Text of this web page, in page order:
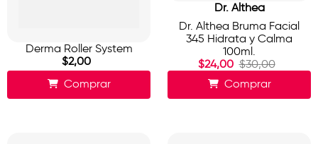
Derma Roller System
$2,00
Comprar
Dr. Althea
Dr. Althea Bruma Facial
345 Hidrata y Calma
100ml.
$24,00 $30,00
Comprar